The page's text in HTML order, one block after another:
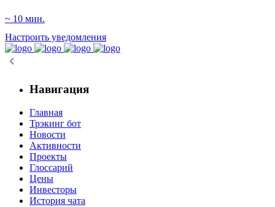
~ 10 мин.
Настроить уведомления
Навигация
Главная
Трэкинг бот
Новости
Активности
Проекты
Глоссарий
Цены
Инвесторы
История чата